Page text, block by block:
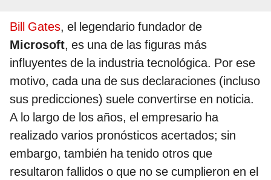
Bill Gates, el legendario fundador de
Microsoft, es una de las figuras más
influyentes de la industria tecnológica. Por ese
motivo, cada una de sus declaraciones (incluso
sus predicciones) suele convertirse en noticia.
A lo largo de los años, el empresario ha
realizado varios pronósticos acertados; sin
embargo, también ha tenido otros que
resultaron fallidos o que no se cumplieron en el